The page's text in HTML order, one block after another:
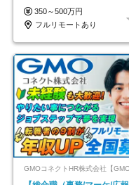
以上
350～500万円
フルリモートあり